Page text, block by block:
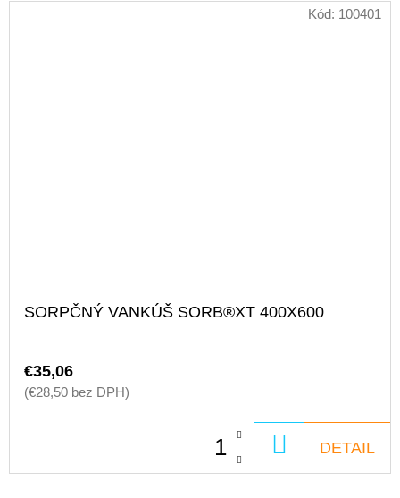
SORPČNÝ VANKÚŠ SORB®XT 400X600
€35,06
(€28,50 bez DPH)
KOŠÍKA
DETAIL
Kód: 100401